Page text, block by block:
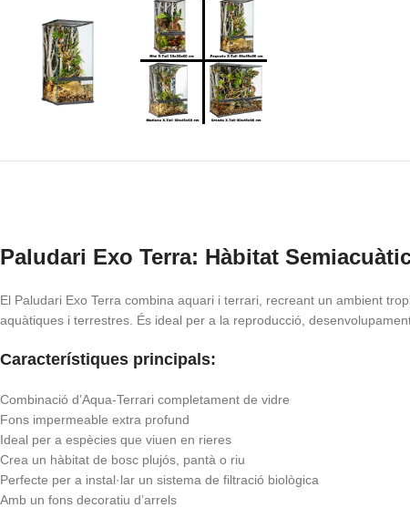
Paludari Exo Terra: Hàbitat
El Paludari Exo Terra combina aquari i terrari, recreant un ambient
aquàtiques i terrestres. És ideal per a la reproducció,
Característiques principals:
Combinació d’Aqua-Terrari completament de vidre
Fons impermeable extra profund
Ideal per a espècies que viuen en rieres
Crea un hàbitat de bosc plujós, pantà o riu
Perfecte per a instal·lar un sistema de filtració biològica
Amb un fons decoratiu d’arrels